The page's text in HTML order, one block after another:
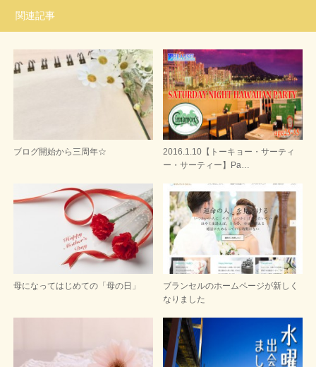
関連記事
ブログ開始から三周年☆
2016.1.10【トーキョー・サーティ
ー・サーティー】Pa…
母になってはじめての「母の日」
ブランセルのホームページが新しく
なりました